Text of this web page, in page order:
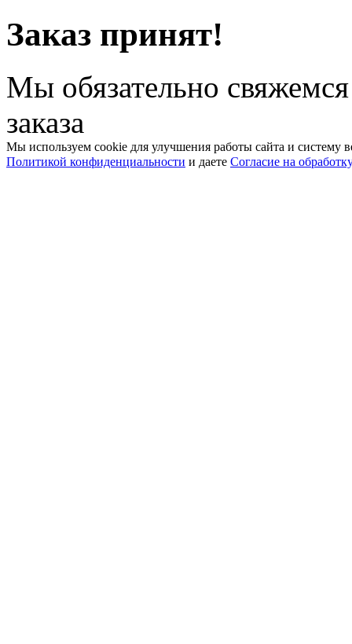
Заказ принят!
Мы обязательно
заказа
Мы используем cookie для улучшения работы сайта и систему
Политикой конфиденциальности и даете Согласие на